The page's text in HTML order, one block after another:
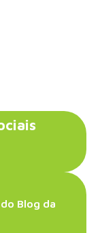
Blog da